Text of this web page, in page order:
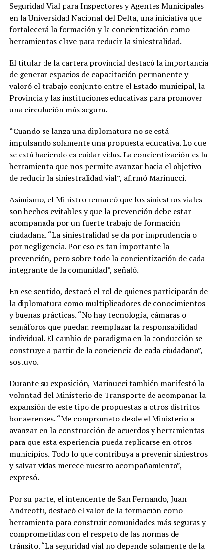
Seguridad Vial para Inspectores y Agentes Municipales
en la Universidad Nacional del Delta, una iniciativa que
fortalecerá la formación y la concientización como
herramientas clave para reducir la siniestralidad.
El titular de la cartera provincial destacó la importancia
de generar espacios de capacitación permanente y
valoró el trabajo conjunto entre el Estado municipal, la
Provincia y las instituciones educativas para promover
una circulación más segura.
“Cuando se lanza una diplomatura no se está
impulsando solamente una propuesta educativa. Lo que
se está haciendo es cuidar vidas. La concientización es la
herramienta que nos permite avanzar hacia el objetivo
de reducir la siniestralidad vial”, afirmó Marinucci.
Asimismo, el Ministro remarcó que los siniestros viales
son hechos evitables y que la prevención debe estar
acompañada por un fuerte trabajo de formación
ciudadana. “La siniestralidad se da por imprudencia o
por negligencia. Por eso es tan importante la
prevención, pero sobre todo la concientización de cada
integrante de la comunidad”, señaló.
En ese sentido, destacó el rol de quienes participarán de
la diplomatura como multiplicadores de conocimientos
y buenas prácticas. “No hay tecnología, cámaras o
semáforos que puedan reemplazar la responsabilidad
individual. El cambio de paradigma en la conducción se
construye a partir de la conciencia de cada ciudadano”,
sostuvo.
Durante su exposición, Marinucci también manifestó la
voluntad del Ministerio de Transporte de acompañar la
expansión de este tipo de propuestas a otros distritos
bonaerenses. “Me comprometo desde el Ministerio a
avanzar en la construcción de acuerdos y herramientas
para que esta experiencia pueda replicarse en otros
municipios. Todo lo que contribuya a prevenir siniestros
y salvar vidas merece nuestro acompañamiento”,
expresó.
Por su parte, el intendente de San Fernando, Juan
Andreotti, destacó el valor de la formación como
herramienta para construir comunidades más seguras y
comprometidas con el respeto de las normas de
tránsito. “La seguridad vial no depende solamente de la